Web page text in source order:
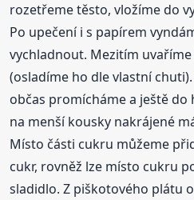
rozetřeme těsto, vložíme do
Po upečení i s papírem
vychladnout. Mezitím
(osladíme ho dle vlastní
občas promícháme a ještě
na menší kousky nakrájené
Místo části cukru můžeme
cukr, rovněž lze místo cukru
sladidlo. Z piškotového plátu